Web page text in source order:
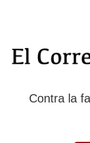
Contra la